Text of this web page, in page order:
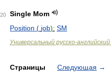
20
Single Mom
Position ( job): SM
Универсальный русско-английский
Страницы Следующая →